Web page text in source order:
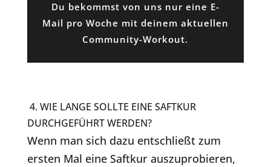
Du bekommst von uns nur eine E-
Mail pro Woche mit deinem aktuellen
Community-Workout.
4. WIE LANGE SOLLTE EINE SAFTKUR
DURCHGEFÜHRT WERDEN?
Wenn man sich dazu entschließt zum
ersten Mal eine Saftkur auszuprobieren,